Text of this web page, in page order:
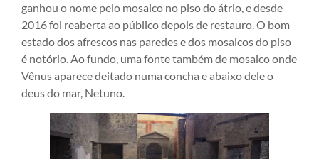
ganhou o nome pelo mosaico no piso do átrio, e desde
2016 foi reaberta ao público depois de restauro. O bom
estado dos afrescos nas paredes e dos mosaicos do piso
é notório. Ao fundo, uma fonte também de mosaico onde
Vênus aparece deitado numa concha e abaixo dele o
deus do mar, Netuno.